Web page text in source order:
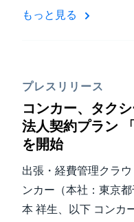
もっと見る
プレスリリース
コンカー、タク
法人契約プラン
を開始
出張・経費管理クラ
ンカー（本社：東京
本 祥生、以下 コンカ